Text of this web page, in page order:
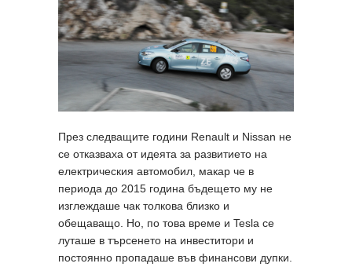
През следващите години Renault и Nissan не
се отказваха от идеята за развитието на
електрическия автомобил, макар че в
периода до 2015 година бъдещето му не
изглеждаше чак толкова близко и
обещаващо. Но, по това време и Tesla се
луташе в търсенето на инвеститори и
постоянно пропадаше във финансови дупки.